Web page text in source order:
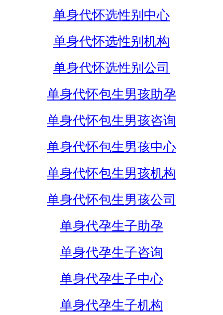
单身代怀选性别中心
单身代怀选性别机构
单身代怀选性别公司
单身代怀包生男孩助孕
单身代怀包生男孩咨询
单身代怀包生男孩中心
单身代怀包生男孩机构
单身代怀包生男孩公司
单身代孕生子助孕
单身代孕生子咨询
单身代孕生子中心
单身代孕生子机构